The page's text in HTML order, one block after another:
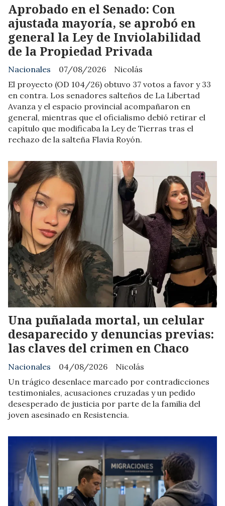
Aprobado en el Senado: Con
ajustada mayoría, se aprobó en
general la Ley de Inviolabilidad
de la Propiedad Privada
Nicolás
Nacionales
07/08/2026
El proyecto (OD 104/26) obtuvo 37 votos a favor y 33
en contra. Los senadores salteños de La Libertad
Avanza y el espacio provincial acompañaron en
general, mientras que el oficialismo debió retirar el
capítulo que modificaba la Ley de Tierras tras el
rechazo de la salteña Flavia Royón.
Una puñalada mortal, un celular
desaparecido y denuncias previas:
las claves del crimen en Chaco
Nicolás
Nacionales
04/08/2026
Un trágico desenlace marcado por contradicciones
testimoniales, acusaciones cruzadas y un pedido
desesperado de justicia por parte de la familia del
joven asesinado en Resistencia.